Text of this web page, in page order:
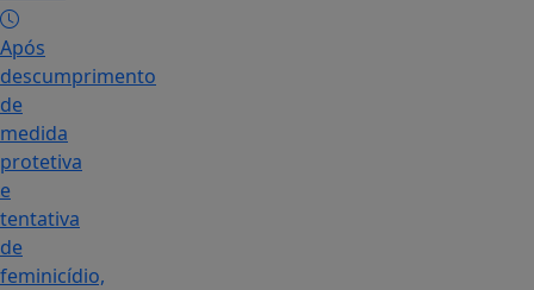
Após
descumprimento
de
medida
protetiva
e
tentativa
de
feminicídio,